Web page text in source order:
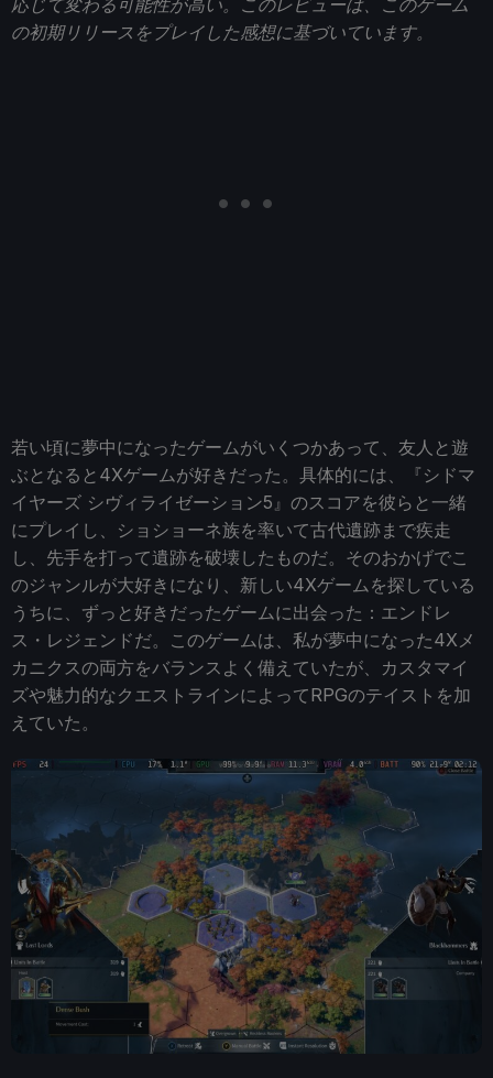
応じて変わる可能性が高い。このレビューは、このゲーム
の初期リリースをプレイした感想に基づいています。
若い頃に夢中になったゲームがいくつかあって、友人と遊
ぶとなると4Xゲームが好きだった。具体的には、『シドマ
イヤーズ シヴィライゼーション5』のスコアを彼らと一緒
にプレイし、ショショーネ族を率いて古代遺跡まで疾走
し、先手を打って遺跡を破壊したものだ。そのおかげでこ
のジャンルが大好きになり、新しい4Xゲームを探している
うちに、ずっと好きだったゲームに出会った：エンドレ
ス・レジェンドだ。このゲームは、私が夢中になった4Xメ
カニクスの両方をバランスよく備えていたが、カスタマイ
ズや魅力的なクエストラインによってRPGのテイストを加
えていた。